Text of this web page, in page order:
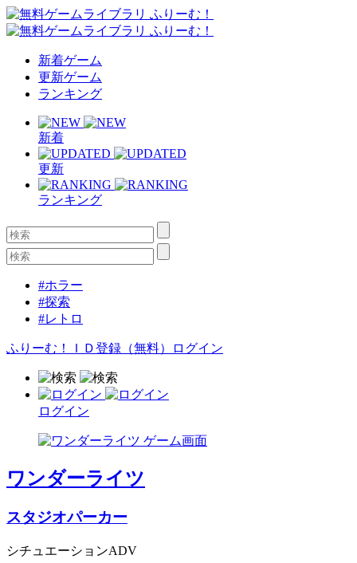
新着ゲーム
更新ゲーム
ランキング
新着
更新
ランキング
#ホラー
#探索
#レトロ
ふりーむ！ＩＤ登録（無料） ログイン
ログイン
ワンダーライツ
スタジオパーカー
シチュエーションADV